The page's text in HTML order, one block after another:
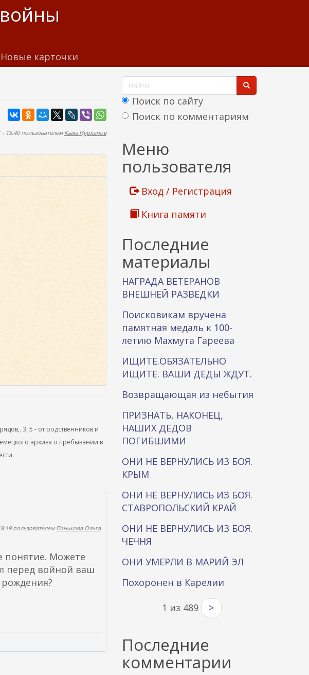
Новые карточки
15:40 пользователем Кыяз Нурханов
3, 5 - от родственников и
архива о пребывании в
пользователем Панькова Ольга
понятие. Можете
перед войной ваш
Ф
о
р
а
п
о
и
к
а
Поиск по сайту
Поиск по комментариям
Меню
пользователя
Вход / Регистрация
Книга памяти
Последние
материалы
НАГРАДА ВЕТЕРАНОВ
ВНЕШНЕЙ РАЗВЕДКИ
Поисковикам вручена
памятная медаль к 100-
летию Махмута Гареева
ИЩИТЕ.ОБЯЗАТЕЛЬНО
ИЩИТЕ. ВАШИ ДЕДЫ ЖДУТ.
Возвращающая из небытия
ПРИЗНАТЬ, НАКОНЕЦ,
НАШИХ ДЕДОВ
ПОГИБШИМИ
ОНИ НЕ ВЕРНУЛИСЬ ИЗ БОЯ.
КРЫМ
ОНИ НЕ ВЕРНУЛИСЬ ИЗ БОЯ.
СТАВРОПОЛЬСКИЙ КРАЙ
ОНИ НЕ ВЕРНУЛИСЬ ИЗ БОЯ.
ЧЕЧНЯ
ОНИ УМЕРЛИ В МАРИЙ ЭЛ
Похоронен в Карелии
1 из 489 >
Последние
комментарии